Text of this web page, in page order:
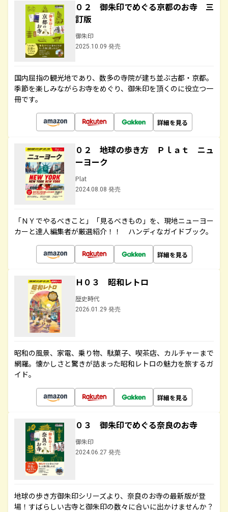
０２ 御朱印でめぐる京都のお寺 三
訂版
御朱印
2025.10.09 発売
国内屈指の観光地であり、数多の寺院が建ち並ぶ古都・京都。
季節を楽しみながらお寺をめぐり、御朱印を頂くのに役立つ一
冊です。
詳細を見る
０２ 地球の歩き方 Ｐｌａｔ ニュ
ーヨーク
Plat
2024.08.08 発売
「ＮＹでやるべきこと」「見るべきもの」を、現地ニューヨー
カーと達人編集者が厳選紹介！！ ハンディなガイドブック。
詳細を見る
Ｈ０３ 昭和レトロ
歴史時代
2026.01.29 発売
昭和の風景、家電、乗り物、駄菓子、喫茶店、カルチャーまで
網羅。懐かしさと驚きが詰まった昭和レトロの魅力を旅するガ
イド。
詳細を見る
０３ 御朱印でめぐる奈良のお寺
御朱印
2024.06.27 発売
地球の歩き方御朱印シリーズより、奈良のお寺の最新版が登
場！すばらしい古寺と御朱印の数々に合いに出かけませんか？